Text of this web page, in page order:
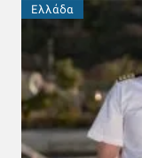
Ελλάδα